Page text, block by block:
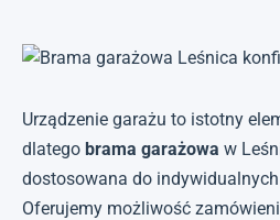
Urządzenie garażu to istotny
dlatego brama garażowa w
dostosowana do
Oferujemy możliwość